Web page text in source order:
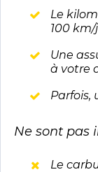
Le
100 km/
Une
à votre
Parfois,
Ne sont pas
Le